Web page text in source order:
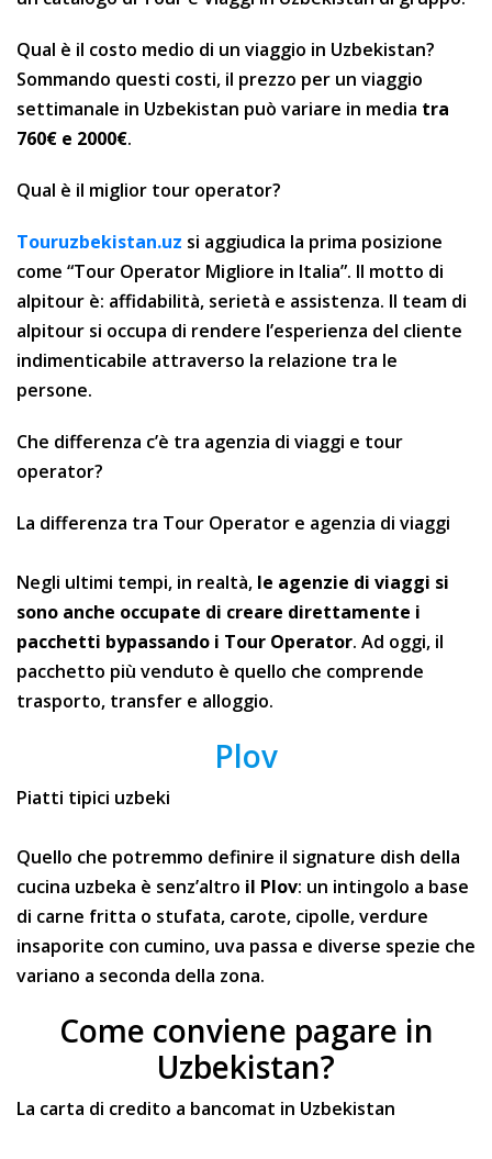
Qual è il costo medio di un viaggio in Uzbekistan?
Sommando questi costi, il prezzo per un viaggio
settimanale in Uzbekistan può variare in media tra
760€ e 2000€.
Qual è il miglior tour operator?
Touruzbekistan.uz si aggiudica la prima posizione
come “Tour Operator Migliore in Italia”. Il motto di
alpitour è: affidabilità, serietà e assistenza. Il team di
alpitour si occupa di rendere l’esperienza del cliente
indimenticabile attraverso la relazione tra le
persone.
Che differenza c’è tra agenzia di viaggi e tour
operator?
La differenza tra Tour Operator e agenzia di viaggi
Negli ultimi tempi, in realtà, le agenzie di viaggi si
sono anche occupate di creare direttamente i
pacchetti bypassando i Tour Operator. Ad oggi, il
pacchetto più venduto è quello che comprende
trasporto, transfer e alloggio.
Plov
Piatti tipici uzbeki
Quello che potremmo definire il signature dish della
cucina uzbeka è senz’altro il Plov: un intingolo a base
di carne fritta o stufata, carote, cipolle, verdure
insaporite con cumino, uva passa e diverse spezie che
variano a seconda della zona.
Come conviene pagare in
Uzbekistan?
La carta di credito a bancomat in Uzbekistan